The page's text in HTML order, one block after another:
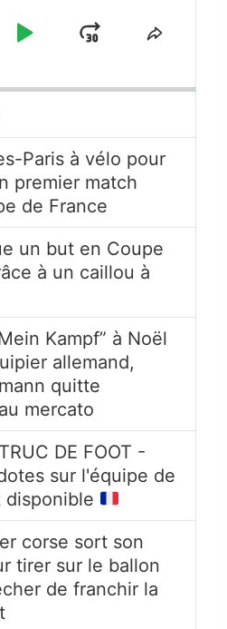
Play
JumpShare
Paris à vélo pour
premier match
de France
un but en Coupe
à un caillou à
Kampf” à Noël
allemand,
quitte
mercato
DE FOOT -
sur l'équipe de
disponible
corse sort son
tirer sur le ballon
de franchir la